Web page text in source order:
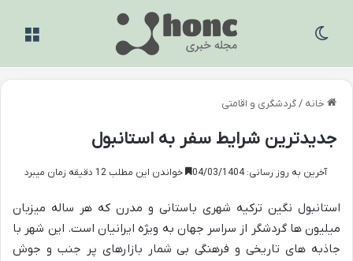
خانه /گردشگری و اقامتی
جدیدترین شرایط سفر به استانبول
آخرین به روز رسانی: 04/03/1404 خواندن این مطلب 12 دقیقه زمان میبرد
استانبول نگین ترکیه شهری باستانی و مدرن که هر ساله میزبان
میلیون ها گردشگر از سراسر جهان به ویژه ایرانیان است. این شهر با
جاذبه های تاریخی و فرهنگی بی شمار بازارهای پر جنب و جوش